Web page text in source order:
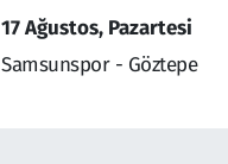
17 Ağustos, Pazartesi
Samsunspor - Göztepe